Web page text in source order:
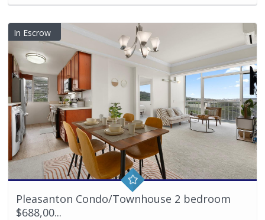
In Escrow
Pleasanton Condo/Townhouse 2 bedroom
$688,00...